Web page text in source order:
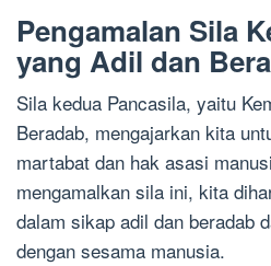
Pengamalan Sila
yang Adil dan
Sila kedua Pancasila, yaitu
Beradab, mengajarkan kita
martabat dan hak asasi
mengamalkan sila ini, kita
dalam sikap adil dan beradab
dengan sesama manusia.